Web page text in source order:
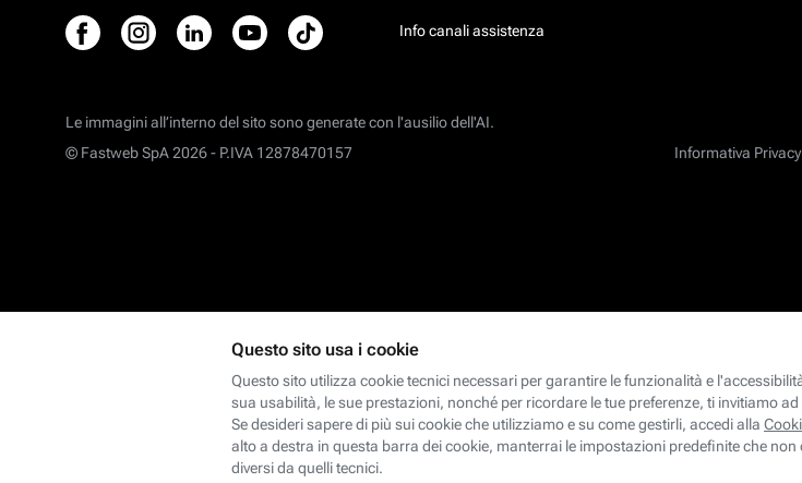
Info canali assistenza
Le immagini all’interno del sito sono generate con l'ausilio dell'AI.
Informativa Privacy
© Fastweb SpA 2026 - P.IVA 12878470157